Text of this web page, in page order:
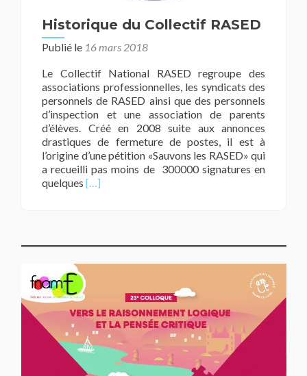
Historique du Collectif RASED
Publié le 16 mars 2018
Le Collectif National RASED regroupe des
associations professionnelles, les syndicats des
personnels de RASED ainsi que des personnels
d’inspection et une association de parents
d’élèves. Créé en 2008 suite aux annonces
drastiques de fermeture de postes, il est à
l’origine d’une pétition «Sauvons les RASED» qui
a recueilli pas moins de 300000 signatures en
quelques En
Collectif
RASED
[…]